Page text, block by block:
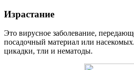
Израстание
Это вирусное заболевание,
посадочный материал или
цикадки, тли и нематоды.